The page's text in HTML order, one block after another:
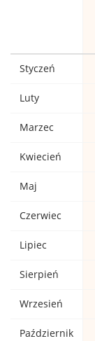
Styczeń
Luty
Marzec
Kwiecień
Maj
Czerwiec
Lipiec
Sierpień
Wrzesień
Październik